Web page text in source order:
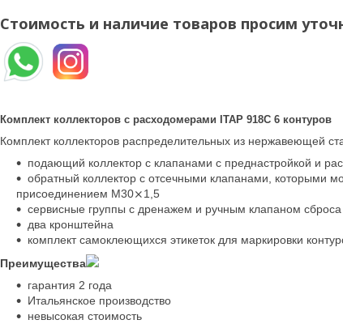
Стоимость и наличие товаров просим
Комплект коллекторов с расходомерами ITAP 918C 6 контуров
Комплект коллекторов распределительных из нержавеющей
подающий коллектор с клапанами с преднастройкой и
обратный коллектор с отсечными клапанами, которыми
присоединением M30⨯1,5
сервисные группы с дренажем и ручным клапаном сброса
два кронштейна
комплект самоклеющихся этикеток для маркировки
Преимущества
гарантия 2 года
Итальянское производство
невысокая стоимость